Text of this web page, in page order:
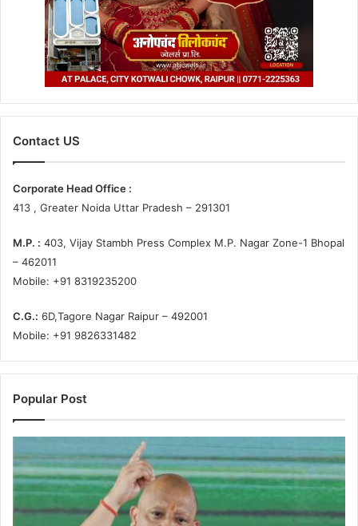
Contact US
Corporate Head Office :
413 , Greater Noida Uttar Pradesh – 291301
M.P. : 403, Vijay Stambh Press Complex M.P. Nagar Zone-1 Bhopal
– 462011
Mobile: +91 8319235200
C.G.: 6D,Tagore Nagar Raipur – 492001
Mobile: +91 9826331482
Popular Post